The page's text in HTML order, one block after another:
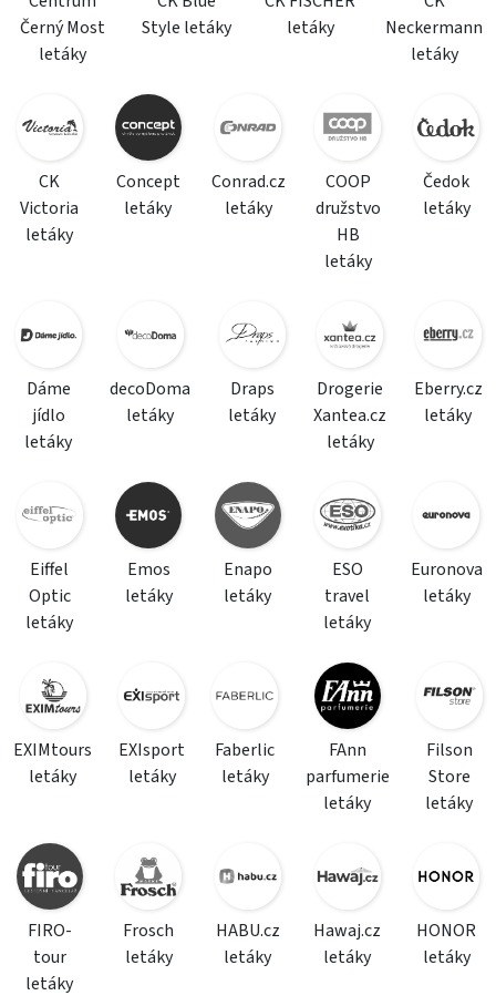
Černý Most
letáky
Style letáky
letáky
Neckermann
letáky
CK
Victoria
letáky
Concept
letáky
Conrad.cz
letáky
COOP
družstvo
HB
letáky
Čedok
letáky
Dáme
jídlo
letáky
decoDoma
letáky
Draps
letáky
Drogerie
Xantea.cz
letáky
Eberry.cz
letáky
Eiffel
Optic
letáky
Emos
letáky
Enapo
letáky
ESO
travel
letáky
Euronova
letáky
EXIMtours
letáky
EXIsport
letáky
Faberlic
letáky
FAnn
parfumerie
letáky
Filson
Store
letáky
FIRO-
tour
letáky
Frosch
letáky
HABU.cz
letáky
Hawaj.cz
letáky
HONOR
letáky